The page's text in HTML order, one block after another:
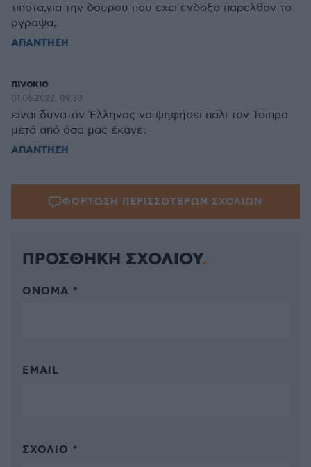
τιποτα,για την δουρου που εχει ενδοξο παρελθον το
ργραψα,.
ΑΠΑΝΤΗΣΗ
πινοκιο
01.06.2022, 09:38
είναι δυνατόν Έλληνας να ψηφήσει πάλι τον Τσιπρα
μετά από όσα μας έκανε;
ΑΠΑΝΤΗΣΗ
ΦΟΡΤΩΣΗ ΠΕΡΙΣΣΟΤΕΡΩΝ ΣΧΟΛΙΩΝ
ΠΡΟΣΘΗΚΗ ΣΧΟΛΙΟΥ
ΌΝΟΜΑ *
EMAIL
ΣΧΌΛΙΟ *